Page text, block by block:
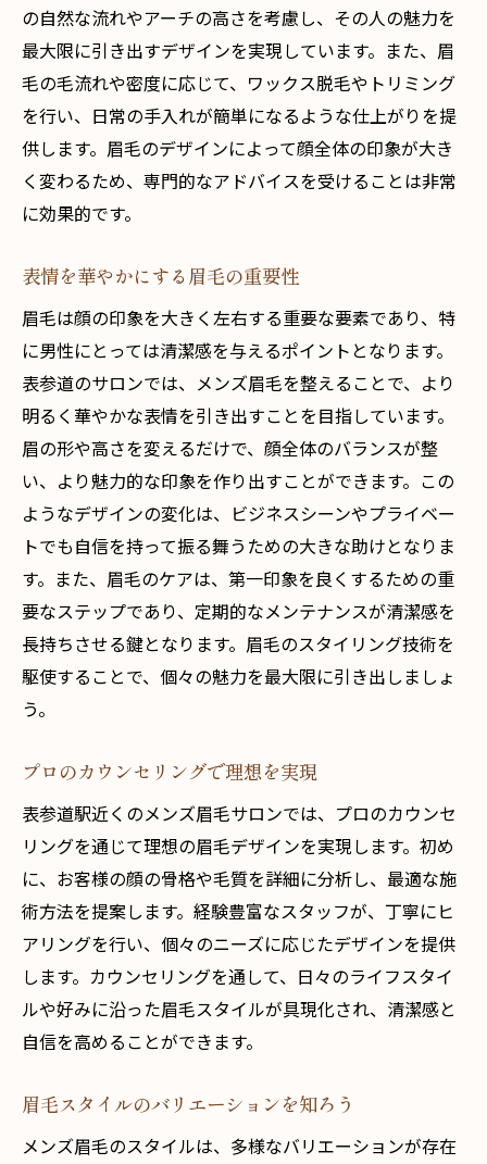
の自然な流れやアーチの高さを考慮し、その人の魅力を
最大限に引き出すデザインを実現しています。また、眉
毛の毛流れや密度に応じて、ワックス脱毛やトリミング
を行い、日常の手入れが簡単になるような仕上がりを提
供します。眉毛のデザインによって顔全体の印象が大き
く変わるため、専門的なアドバイスを受けることは非常
に効果的です。
表情を華やかにする眉毛の重要性
眉毛は顔の印象を大きく左右する重要な要素であり、特
に男性にとっては清潔感を与えるポイントとなります。
表参道のサロンでは、メンズ眉毛を整えることで、より
明るく華やかな表情を引き出すことを目指しています。
眉の形や高さを変えるだけで、顔全体のバランスが整
い、より魅力的な印象を作り出すことができます。この
ようなデザインの変化は、ビジネスシーンやプライベー
トでも自信を持って振る舞うための大きな助けとなりま
す。また、眉毛のケアは、第一印象を良くするための重
要なステップであり、定期的なメンテナンスが清潔感を
長持ちさせる鍵となります。眉毛のスタイリング技術を
駆使することで、個々の魅力を最大限に引き出しましょ
う。
プロのカウンセリングで理想を実現
表参道駅近くのメンズ眉毛サロンでは、プロのカウンセ
リングを通じて理想の眉毛デザインを実現します。初め
に、お客様の顔の骨格や毛質を詳細に分析し、最適な施
術方法を提案します。経験豊富なスタッフが、丁寧にヒ
アリングを行い、個々のニーズに応じたデザインを提供
します。カウンセリングを通して、日々のライフスタイ
ルや好みに沿った眉毛スタイルが具現化され、清潔感と
自信を高めることができます。
眉毛スタイルのバリエーションを知ろう
メンズ眉毛のスタイルは、多様なバリエーションが存在